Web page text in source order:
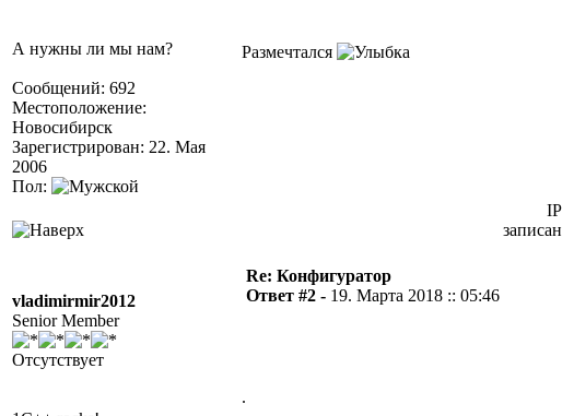
А нужны ли мы нам?
Сообщений: 692
Местоположение:
Новосибирск
Зарегистрирован: 22. Мая
2006
Пол:
Размечтался
IP
записан
vladimirmir2012
Senior Member
Отсутствует
Re: Конфигуратор
Ответ #2 - 19. Марта 2018 :: 05:46
.